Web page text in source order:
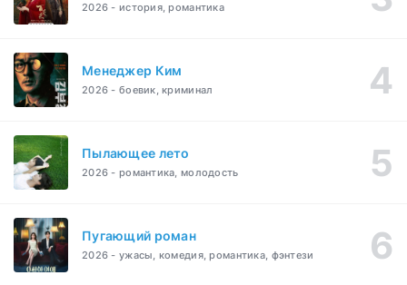
2026 - история, романтика
Менеджер Ким
2026 - боевик, криминал
Пылающее лето
2026 - романтика, молодость
Пугающий роман
2026 - ужасы, комедия, романтика, фэнтези